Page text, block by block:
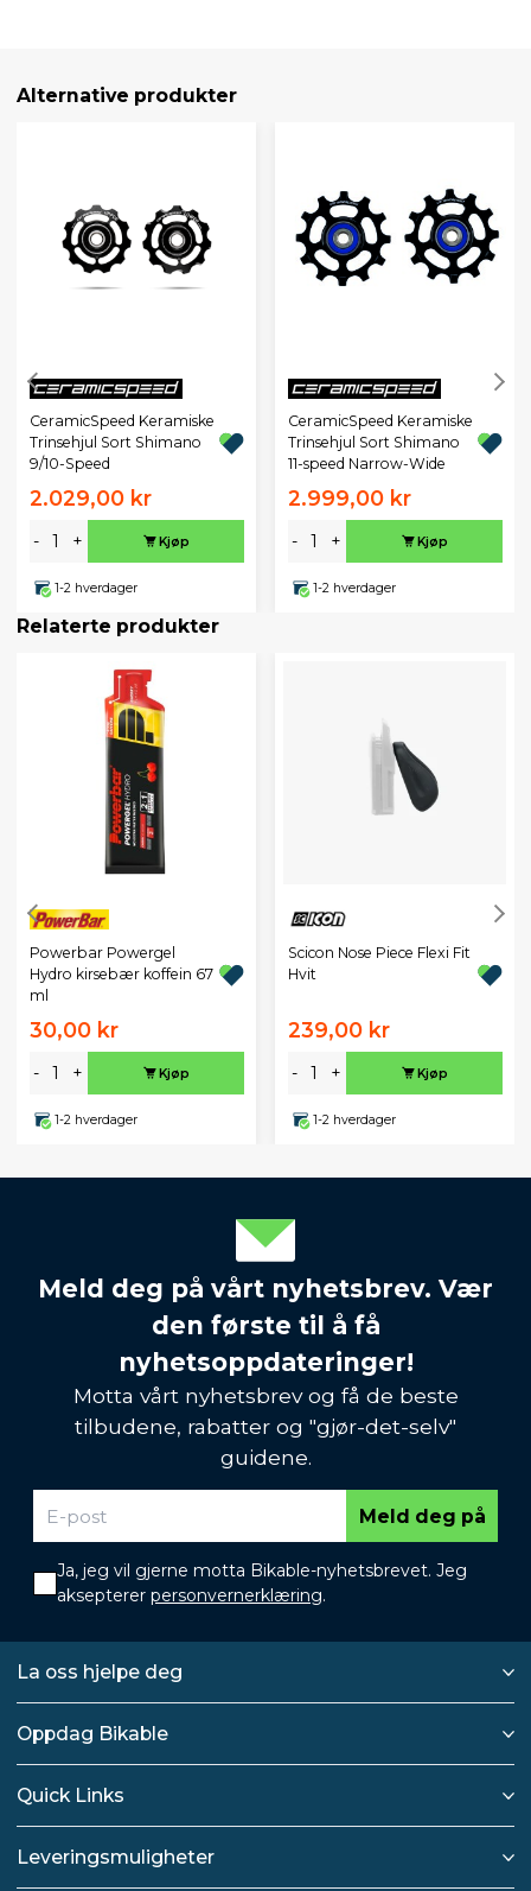
Alternative produkter
CeramicSpeed Keramiske
Trinsehjul Sort Shimano
9/10-Speed
2.029,00 kr
- + Kjøp
1-2 hverdager
CeramicSpeed Keramiske
Trinsehjul Sort Shimano
11-speed Narrow-Wide
2.999,00 kr
- + Kjøp
1-2 hverdager
Relaterte produkter
Powerbar Powergel
Hydro kirsebær koffein 67
ml
30,00 kr
- + Kjøp
1-2 hverdager
Scicon Nose Piece Flexi Fit
Hvit
239,00 kr
- + Kjøp
1-2 hverdager
Meld deg på vårt nyhetsbrev. Vær
den første til å få
nyhetsoppdateringer!
Motta vårt nyhetsbrev og få de beste
tilbudene, rabatter og "gjør-det-selv"
guidene.
Meld deg på
Ja, jeg vil gjerne motta Bikable-nyhetsbrevet. Jeg
aksepterer personvernerklæring.
La oss hjelpe deg
Oppdag Bikable
Quick Links
Leveringsmuligheter